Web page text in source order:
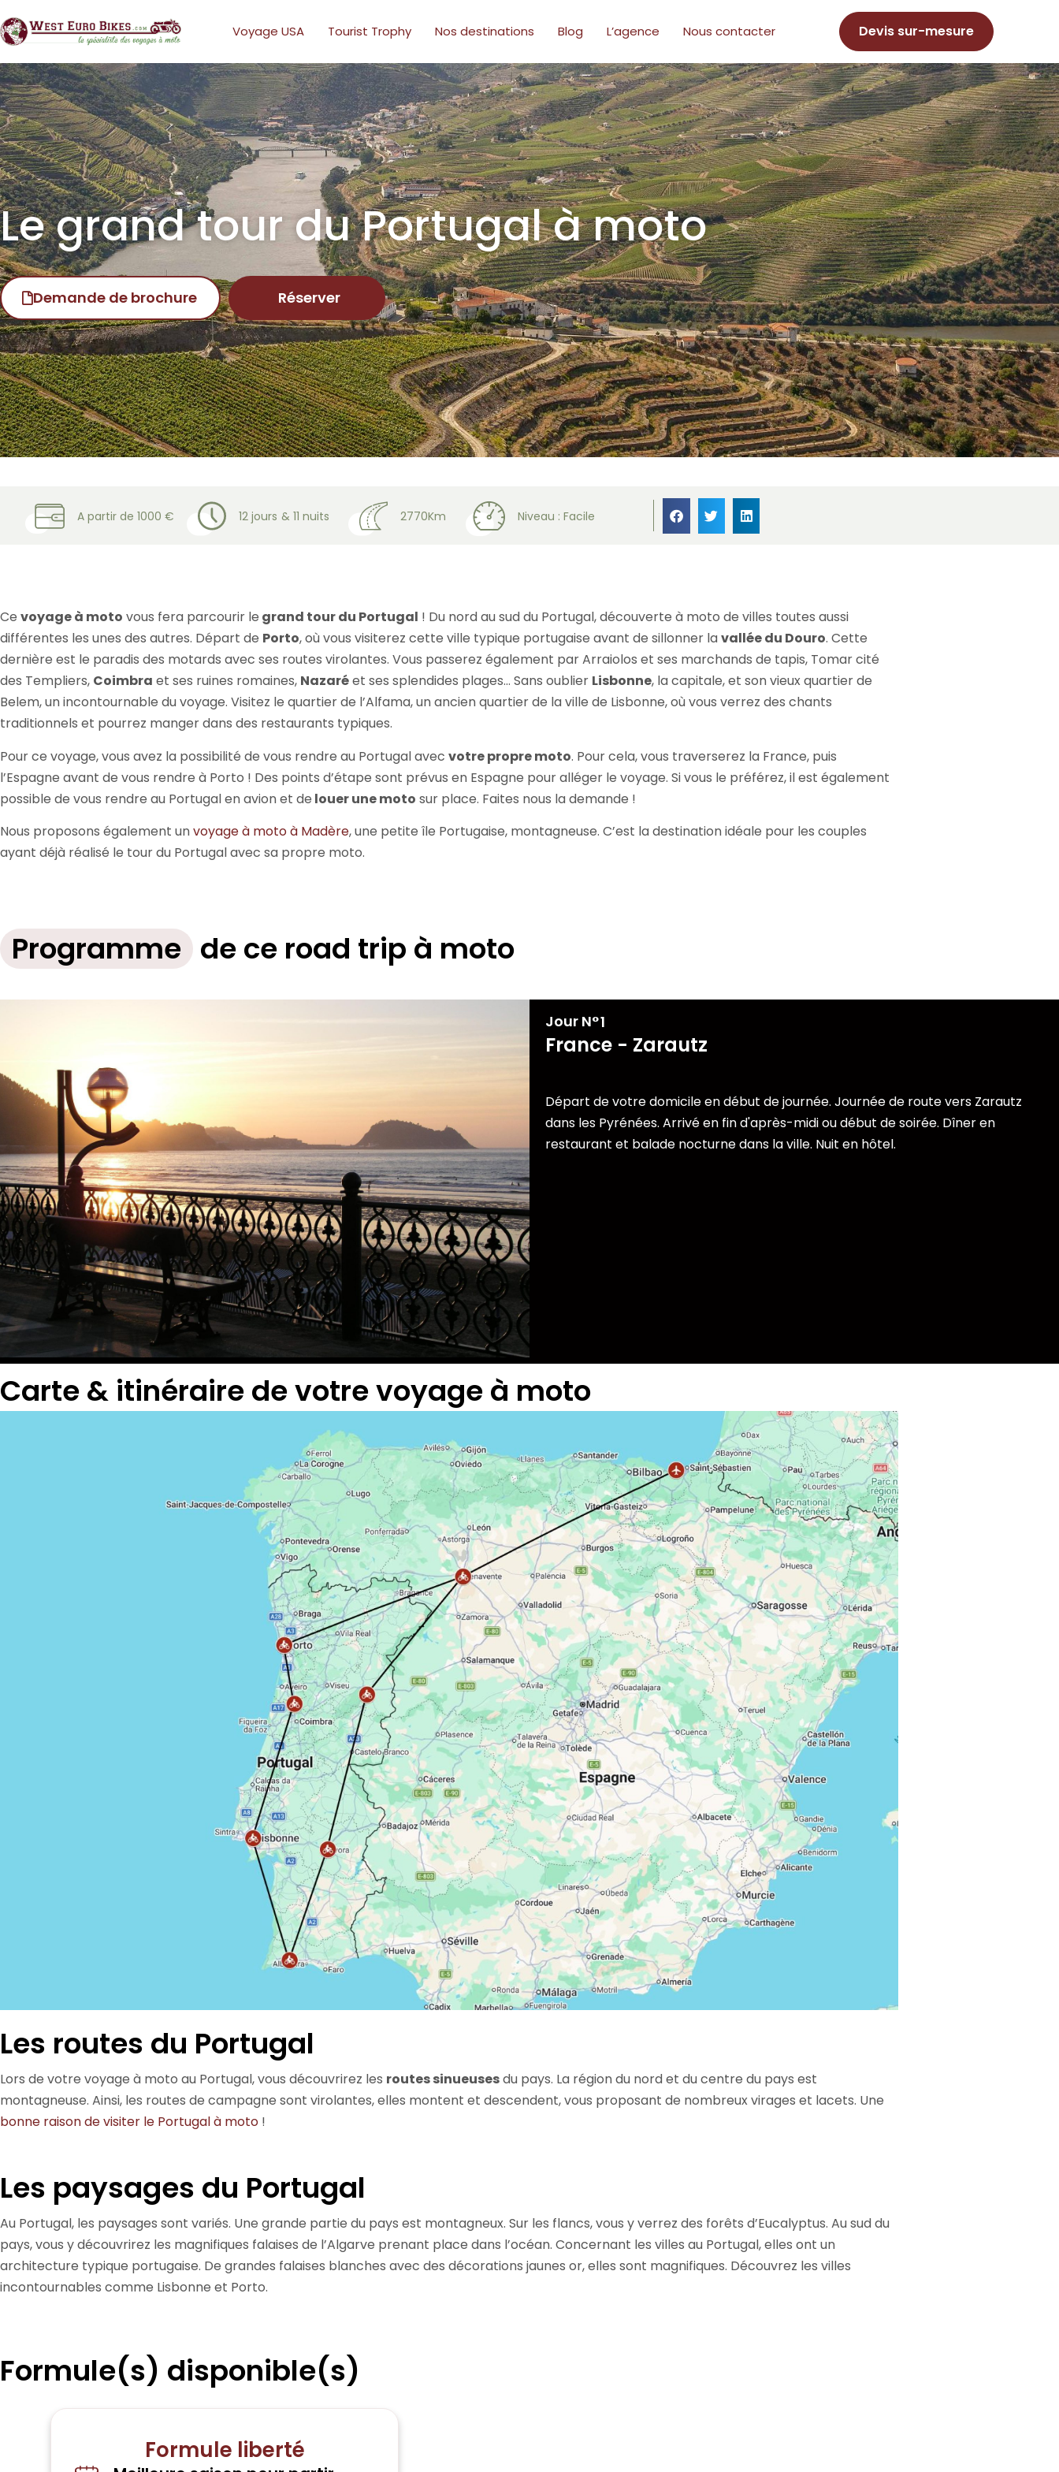
Voyage USA Tourist Trophy Nos destinations Blog L’agence Nous contacter Devis sur-mesure
Le grand tour du Portugal à moto
Demande de brochure Réserver
A partir de 1000 € 12 jours & 11 nuits 2770Km Niveau : Facile
Ce voyage à moto vous fera parcourir le grand tour du Portugal ! Du nord au sud du Portugal, découverte à moto de villes toutes aussi
différentes les unes des autres. Départ de Porto, où vous visiterez cette ville typique portugaise avant de sillonner lavallée du Douro. Cette
dernière est le paradis des motards avec ses routes virolantes. Vous passerez également par Arraiolos et ses marchands de tapis, Tomar cité
des Templiers, Coimbra et ses ruines romaines, Nazaréet ses splendides plages… Sans oublier Lisbonne, la capitale, et son vieux quartier de
Belem, un incontournable du voyage. Visitez le quartier de l’Alfama, un ancien quartier de la ville de Lisbonne, où vous verrez des chants
traditionnels et pourrez manger dans des restaurants typiques.
Pour ce voyage, vous avez la possibilité de vous rendre au Portugal avec votre propre moto. Pour cela, vous traverserez la France, puis
l’Espagne avant de vous rendre à Porto ! Des points d’étape sont prévus en Espagne pour alléger le voyage. Si vous le préférez, il est également
possible de vous rendre au Portugal en avion et de louer une moto sur place. Faites nous la demande !
Nous proposons également unvoyage à moto à Madère, une petite île Portugaise, montagneuse. C’est la destination idéale pour les couples
ayant déjà réalisé le tour du Portugal avec sa propre moto.
Programme de ce road trip à moto
Jour N°1
France - Zarautz
Départ de votre domicile en début de journée. Journée de route vers Zarautz
dans les Pyrénées. Arrivé en fin d'après-midi ou début de soirée. Dîner en
restaurant et balade nocturne dans la ville. Nuit en hôtel.
Carte & itinéraire de votre voyage à moto
Les routes du Portugal
Lors de votre voyage à moto au Portugal, vous découvrirez les routes sinueusesdu pays. La région du nord et du centre du pays est
montagneuse. Ainsi, les routes de campagne sont virolantes, elles montent et descendent, vous proposant de nombreux virages et lacets. Une
bonne raison de visiter le Portugal à moto !
Les paysages du Portugal
Au Portugal, les paysages sont variés. Une grande partie du pays est montagneux. Sur les flancs, vous y verrez des forêts d’Eucalyptus. Au sud du
pays, vous y découvrirez les magnifiques falaises de l’Algarve prenant place dans l’océan. Concernant les villes au Portugal, elles ont un
architecture typique portugaise. De grandes falaises blanches avec des décorations jaunes or, elles sont magnifiques. Découvrez les villes
incontournables comme Lisbonne et Porto.
Formule(s) disponible(s)
Formule liberté